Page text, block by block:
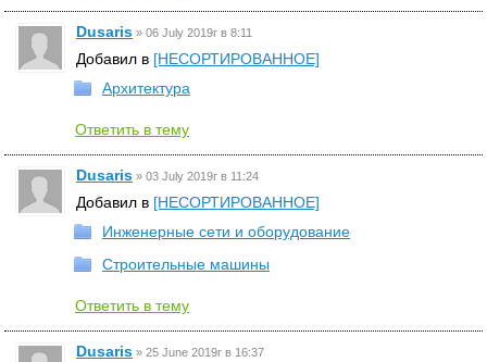
Dusaris » 06 July 2019г в 8:11
Добавил в [НЕСОРТИРОВАННОЕ]
Архитектура
Ответить в тему
Dusaris » 03 July 2019г в 11:24
Добавил в [НЕСОРТИРОВАННОЕ]
Инженерные сети и оборудование
Строительные машины
Ответить в тему
Dusaris » 25 June 2019г в 16:37